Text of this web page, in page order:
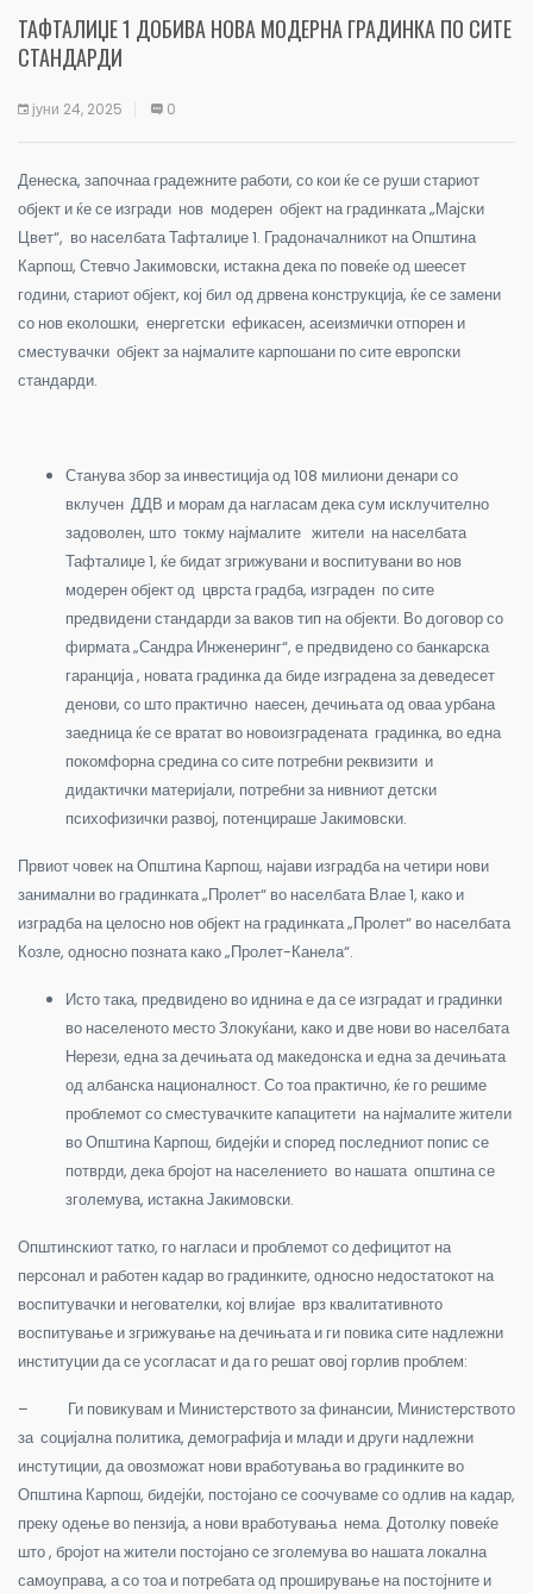
ТАФТАЛИЏЕ 1 ДОБИВА НОВА МОДЕРНА ГРАДИНКА ПО СИТЕ
СТАНДАРДИ
јуни 24, 2025 0
Денеска, започнаа градежните работи, со кои ќе се руши стариот
објект и ќе се изгради нов модерен објект на градинката „Мајски
Цвет“, во населбата Тафталиџе 1. Градоначалникот на Општина
Карпош, Стевчо Јакимовски, истакна дека по повеќе од шеесет
години, стариот објект, кој бил од дрвена конструкција, ќе се замени
со нов еколошки, енергетски ефикасен, асеизмички отпорен и
сместувачки објект за најмалите карпошани по сите европски
стандарди.
Станува збор за инвестиција од 108 милиони денари со
вклучен ДДВ и морам да нагласам дека сум исклучително
задоволен, што токму најмалите жители на населбата
Тафталиџе 1, ќе бидат згрижувани и воспитувани во нов
модерен објект од цврста градба, изграден по сите
предвидени стандарди за ваков тип на објекти. Во договор со
фирмата „Сандра Инженеринг“, е предвидено со банкарска
гаранција , новата градинка да биде изградена за деведесет
денови, со што практично наесен, дечињата од оваа урбана
заедница ќе се вратат во новоизградената градинка, во една
покомфорна средина со сите потребни реквизити и
дидактички материјали, потребни за нивниот детски
психофизички развој, потенцираше Јакимовски.
Првиот човек на Општина Карпош, најави изградба на четири нови
занимални во градинката „Пролет“ во населбата Влае 1, како и
изградба на целосно нов објект на градинката „Пролет“ во населбата
Козле, односно позната како „Пролет-Канела“.
Исто така, предвидено во иднина е да се изградат и градинки
во населеното место Злокуќани, како и две нови во населбата
Нерези, една за дечињата од македонска и една за дечињата
од албанска националност. Со тоа практично, ќе го решиме
проблемот со сместувачките капацитети на најмалите жители
во Општина Карпош, бидејќи и според последниот попис се
потврди, дека бројот на населението во нашата општина се
зголемува, истакна Јакимовски.
Општинскиот татко, го нагласи и проблемот со дефицитот на
персонал и работен кадар во градинките, односно недостатокот на
воспитувачки и негователки, кој влијае врз квалитативното
воспитување и згрижување на дечињата и ги повика сите надлежни
институции да се усогласат и да го решат овој горлив проблем:
– Ги повикувам и Министерството за финансии, Министерството
за социјална политика, демографија и млади и други надлежни
инстутиции, да овозможат нови вработувања во градинките во
Општина Карпош, бидејќи, постојано се соочуваме со одлив на кадар,
преку одење во пензија, а нови вработувања нема. Дотолку повеќе
што , бројот на жители постојано се зголемува во нашата локална
самоуправа, а со тоа и потребата од проширување на постојните и